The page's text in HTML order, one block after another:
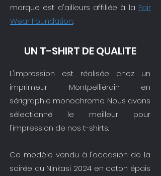
marque est d'ailleurs affiliée à la Fair
Wear Foundation.
UN T-SHIRT DE QUALITE
L'impression est réalisée chez un
imprimeur Montpelliérain en
sérigraphie monochrome. Nous avons
sélectionné le meilleur pour
l'impression de nos t-shirts.
Ce modèle vendu à l'occasion de la
soirée au Ninkasi 2024 en coton épais